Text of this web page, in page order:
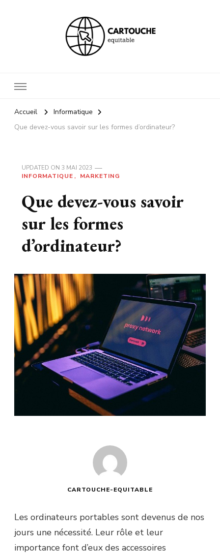
Accueil
Informatique
Que devez-vous savoir sur les formes d’ordinateur?
UPDATED ON 3 MAI 2023
INFORMATIQUE
MARKETING
Que devez-vous savoir
sur les formes
d’ordinateur?
CARTOUCHE-EQUITABLE
Les ordinateurs portables sont devenus de nos
jours une nécessité. Leur rôle et leur
importance font d’eux des accessoires